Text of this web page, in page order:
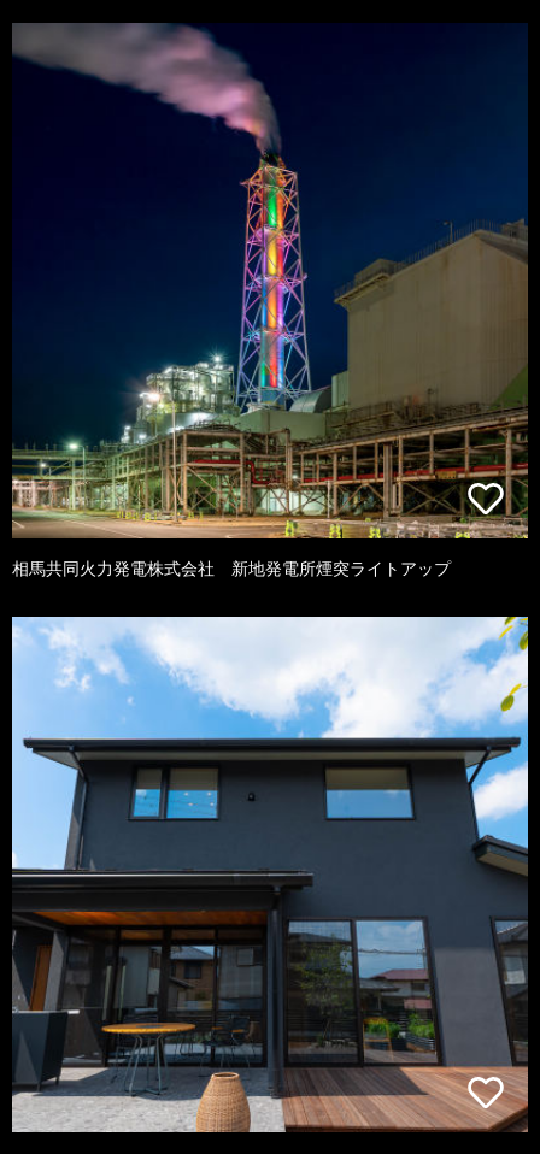
相馬共同火力発電株式会社 新地発電所煙突ライトアップ